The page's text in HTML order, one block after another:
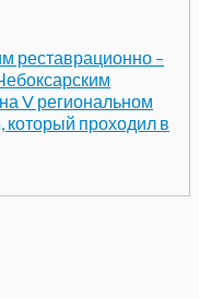
реставрационно –
V региональном
который проходил в